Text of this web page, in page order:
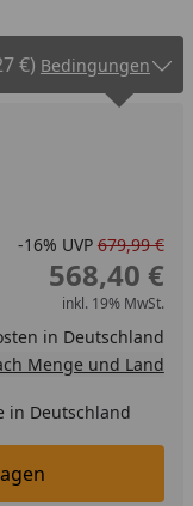
€) Bedingungen
eins erhöhen
-16% UVP 679,99 €
568,40 €
inkl. 19% MwSt.
in Deutschland
Menge und Land
in Deutschland
legen